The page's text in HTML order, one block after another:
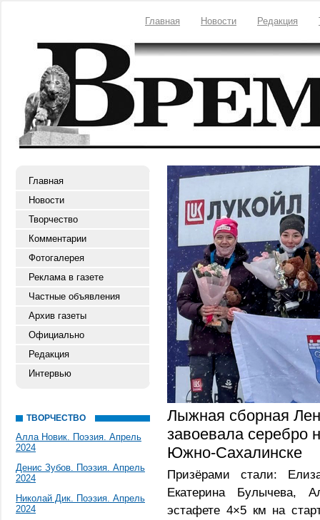
Главная Новости Редакция
Главная
Новости
Творчество
Комментарии
Фотогалерея
Реклама в газете
Частные объявления
Архив газеты
Официально
Редакция
Интервью
ТВОРЧЕСТВО
Алла Новик. Поэзия. Апрель
2024
Денис Зубов. Поэзия. Апрель
2024
Николай Дик. Поэзия. Апрель
2024
Лыжная сборная
завоевала серебро
Южно-Сахалинске
Призёрами стали:
Екатерина Булычева,
эстафете 4×5 км на